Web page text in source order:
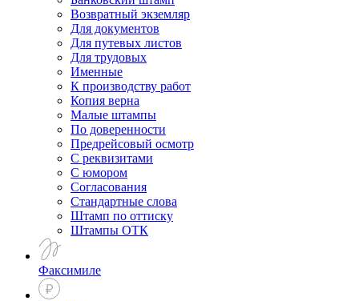
Возвратный экземляр
Для документов
Для путевых листов
Для трудовых
Именные
К производству работ
Копия верна
Малые штампы
По доверенности
Предрейсовый осмотр
С реквизитами
С юмором
Согласования
Стандартные слова
Штамп по оттиску
Штампы ОТК
Факсимиле